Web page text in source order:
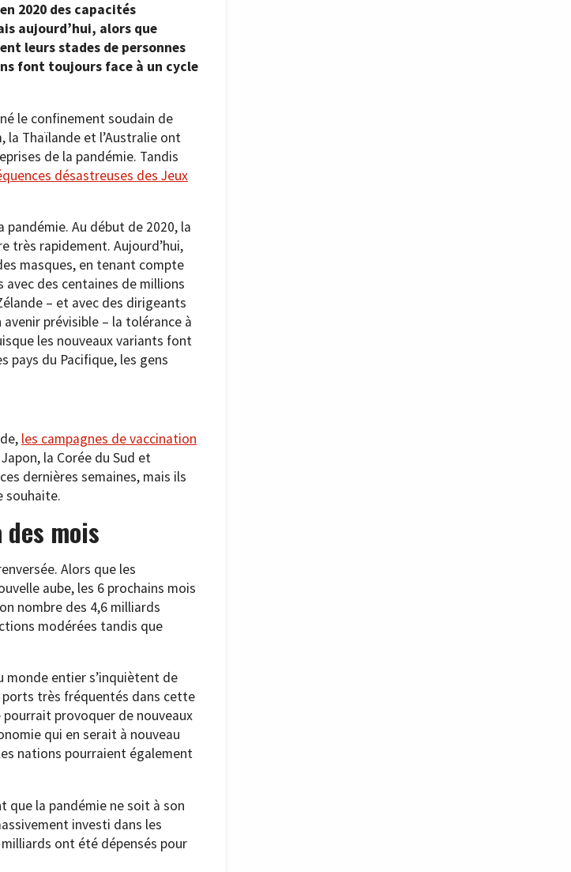
2020 des capacités
aujourd’hui, alors que
leurs stades de personnes
font toujours face à un cycle
le confinement soudain de
la Thaïlande et l’Australie ont
de la pandémie. Tandis
désastreuses des Jeux
Au début de 2020, la
très rapidement. Aujourd’hui,
masques, en tenant compte
des centaines de millions
– et avec des dirigeants
prévisible – la tolérance à
les nouveaux variants font
pays du Pacifique, les gens
les campagnes de vaccination
la Corée du Sud et
dernières semaines, mais ils
souhaite.
mois
Alors que les
aube, les 6 prochains mois
nombre des 4,6 milliards
modérées tandis que
monde entier s’inquiètent de
ports très fréquentés dans cette
provoquer de nouveaux
qui en serait à nouveau
nations pourraient également
que la pandémie ne soit à son
investi dans les
ont été dépensés pour